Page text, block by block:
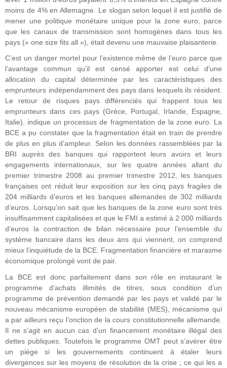
moins de 4% en Allemagne. Le slogan selon lequel il est justifié de
mener une politique monétaire unique pour la zone euro, parce
que les canaux de transmission sont homogènes dans tous les
pays (« one size fits all »), était devenu une mauvaise plaisanterie.
C’est un danger mortel pour l’existence même de l’euro parce que
l’avantage commun qu’il est censé apporter est celui d’une
allocation du capital déterminée par les caractéristiques des
emprunteurs indépendamment des pays dans lesquels ils résident.
Le retour de risques pays différenciés qui frappent tous les
emprunteurs dans ces pays (Grèce, Portugal, Irlande, Espagne,
Italie), indique un processus de fragmentation de la zone euro. La
BCE a pu constater que la fragmentation était en train de prendre
de plus en plus d’ampleur. Selon les données rassemblées par la
BRI auprès des banques qui rapportent leurs avoirs et leurs
engagements internationaux, sur les quatre années allant du
premier trimestre 2008 au premier trimestre 2012, les banques
françaises ont réduit leur exposition sur les cinq pays fragiles de
204 milliards d’euros et les banques allemandes de 302 milliards
d’euros. Lorsqu’on sait que les banques de la zone euro sont très
insuffisamment capitalisées et que le FMI a estimé à 2 000 milliards
d’euros la contraction de bilan nécessaire pour l’ensemble du
système bancaire dans les deux ans qui viennent, on comprend
mieux l’inquiétude de la BCE. Fragmentation financière et marasme
économique prolongé vont de pair.
La BCE est donc parfaitement dans son rôle en instaurant le
programme d’achats illimités de titres, sous condition d’un
programme de prévention demandé par les pays et validé par le
nouveau mécanisme européen de stabilité (MES), mécanisme qui
a par ailleurs reçu l’onction de la cours constitutionnelle allemande.
Il ne s’agit en aucun cas d’un financement monétaire illégal des
dettes publiques. Toutefois le programme OMT peut s’avérer être
un piège si les gouvernements continuent à étaler leurs
divergences sur les moyens de résolution de la crise ; ce qui les a